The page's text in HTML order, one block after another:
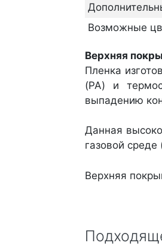
Возможные
Верхняя
Пленка
(PA) и
выпадению
Данная
газовой среде
Верхняя